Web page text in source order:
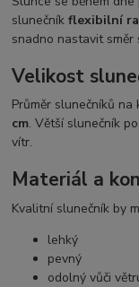
slunečníkflexibilní
snadno nastavit
Velikost
Průměr slunečníků
cm. Větší slunečník
vítr.
Materiál a
Kvalitní slunečník by
lehký
pevný
odolný vůči